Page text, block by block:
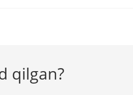
qilgan?